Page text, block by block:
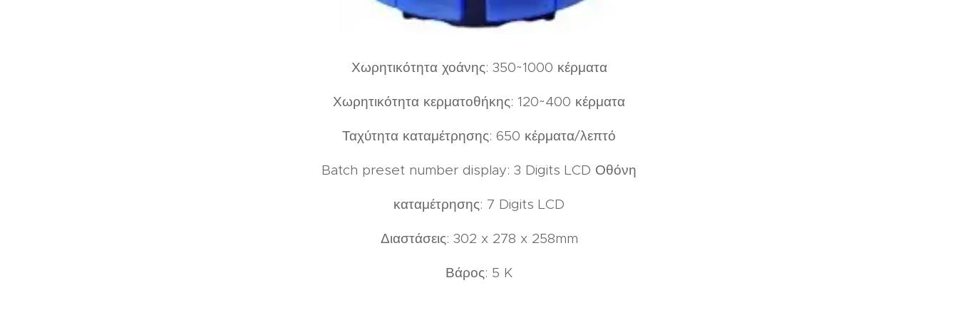
Χωρητικότητα χοάνης: 350~1000 κέρματα
Χωρητικότητα κερματοθήκης: 120~400 κέρματα
Ταχύτητα καταμέτρησης: 650 κέρματα/λεπτό
Batch preset number display: 3 Digits LCD Οθόνη
καταμέτρησης: 7 Digits LCD
Διαστάσεις: 302 x 278 x 258mm
Βάρος: 5 K